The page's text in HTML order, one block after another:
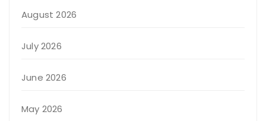
August 2026
July 2026
June 2026
May 2026